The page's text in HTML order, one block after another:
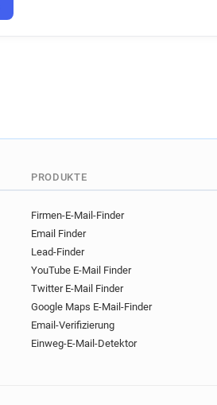
PRODUKTE
Firmen-E-Mail-Finder
Email Finder
Lead-Finder
YouTube E-Mail Finder
Twitter E-Mail Finder
Google Maps E-Mail-Finder
Email-Verifizierung
Einweg-E-Mail-Detektor